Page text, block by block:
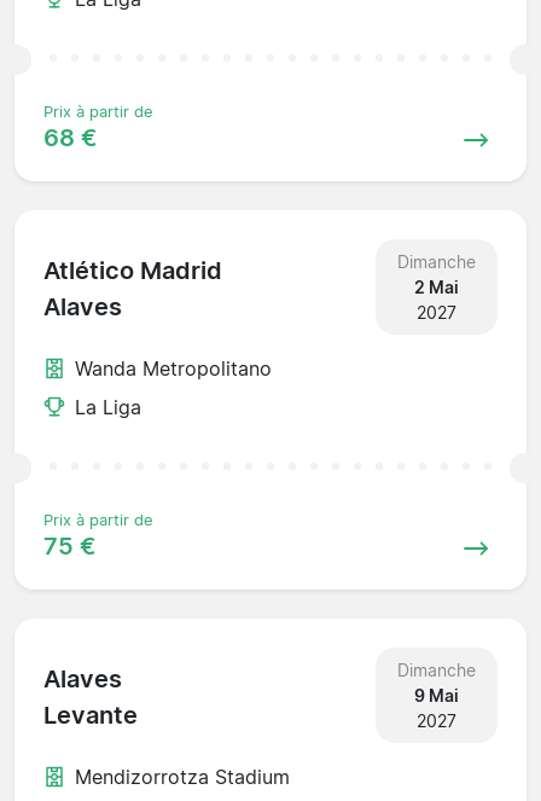
Prix à partir de
68 €
Atlético Madrid
Alaves
Dimanche
2 Mai
2027
Wanda Metropolitano
La Liga
Prix à partir de
75 €
Alaves
Levante
Dimanche
9 Mai
2027
Mendizorrotza Stadium